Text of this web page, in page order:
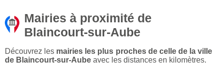
Mairies à proximité de
Blaincourt-sur-Aube
Découvrez les mairies les plus proches de celle de la ville
de Blaincourt-sur-Aube avec les distances en kilomètres.